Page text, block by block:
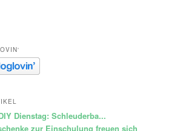
Dienstag: Schleuderba...